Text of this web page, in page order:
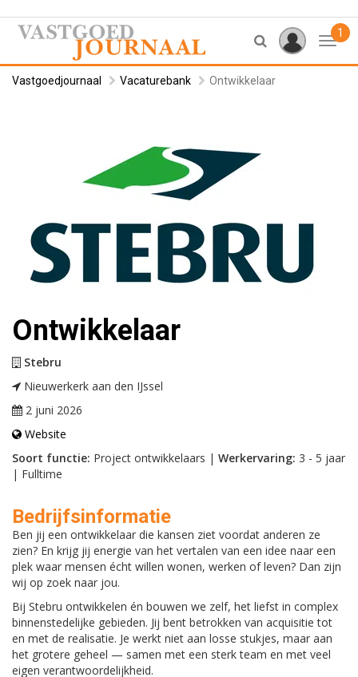
1
Vastgoedjournaal Vacaturebank Ontwikkelaar
Ontwikkelaar
Stebru
Nieuwerkerk aan den IJssel
2 juni 2026
Website
Soort functie: Project ontwikkelaars | Werkervaring: 3 - 5 jaar
| Fulltime
Bedrijfsinformatie
Ben jij een ontwikkelaar die kansen ziet voordat anderen ze
zien? En krijg jij energie van het vertalen van een idee naar een
plek waar mensen écht willen wonen, werken of leven? Dan zijn
wij op zoek naar jou.
Bij Stebru ontwikkelen én bouwen we zelf, het liefst in complex
binnenstedelijke gebieden. Jij bent betrokken van acquisitie tot
en met de realisatie. Je werkt niet aan losse stukjes, maar aan
het grotere geheel — samen met een sterk team en met veel
eigen verantwoordelijkheid.